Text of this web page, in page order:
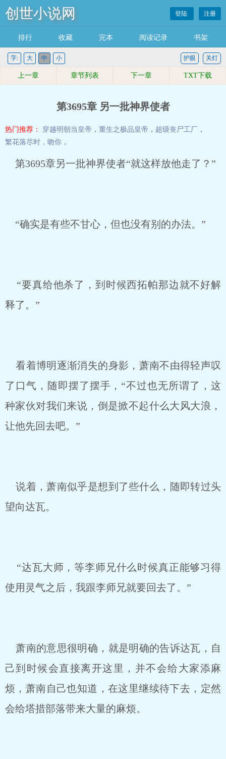
创世小说网 登陆 注册
排行 收藏 完本 阅读记录 书架
字: 大 中 小 关灯
护眼
上一章 章节列表 下一章 TXT下载
第3695章 另一批神界使者
热门推荐： 穿越明朝当皇帝 ， 重生之极品皇帝 ， 超级丧尸工厂 ，
繁花落尽时，吻你 ，
第3695章另一批神界使者“就这样放他走了？”
“确实是有些不甘心，但也没有别的办法。”
“要真给他杀了，到时候西拓帕那边就不好解
释了。”
看着博明逐渐消失的身影，萧南不由得轻声叹
了口气，随即摆了摆手，“不过也无所谓了，这
种家伙对我们来说，倒是掀不起什么大风大浪，
让他先回去吧。”
说着，萧南似乎是想到了些什么，随即转过头
望向达瓦。
“达瓦大师，等李师兄什么时候真正能够习得
使用灵气之后，我跟李师兄就要回去了。”
萧南的意思很明确，就是明确的告诉达瓦，自
己到时候会直接离开这里，并不会给大家添麻
烦，萧南自己也知道，在这里继续待下去，定然
会给塔措部落带来大量的麻烦。